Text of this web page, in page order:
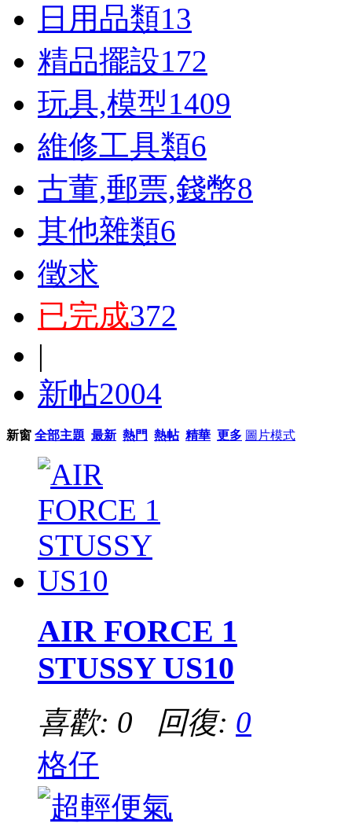
日用品類13
精品擺設172
玩具,模型1409
維修工具類6
古董,郵票,錢幣8
其他雜類6
徵求
已完成372
|
新帖2004
新窗 全部主題 最新 熱門 熱帖 精華 更多 圖片模式
AIR FORCE 1
STUSSY US10
喜歡: 0 回復: 0
格仔